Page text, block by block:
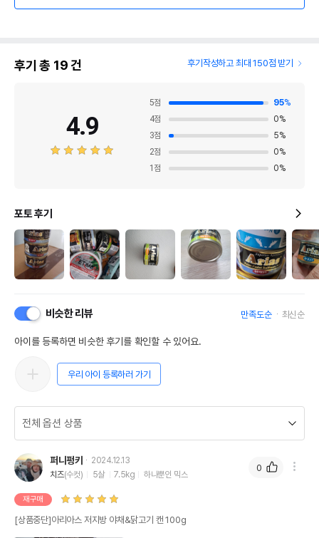
후기 총 19건 후기작성하고 최대 150점 받기
4.9
5점 95%
4점 0%
3점 5%
2점 0%
1 점 0%
포토 후기
비슷한 리뷰 만족도순 최신순
아이를 등록하면 비슷한 후기를 확인할 수 있어요.
우리 아이 등록하러 가기
퍼니펑키
2024.12.13
치즈(수컷) 5살 7.5kg 하나뿐인 믹스
재구매
[상품중단]아리아스 저지방 야채&닭고기 캔 100g
0